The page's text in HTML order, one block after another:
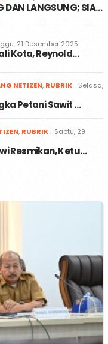
DAN LANGSUNG; SIA…
21 Desember 2025
Kota, Reynold…
NETIZEN, RUBRIK
Selasa,
Petani Sawit …
, RUBRIK
Sabtu, 29
Resmikan, Ketu…